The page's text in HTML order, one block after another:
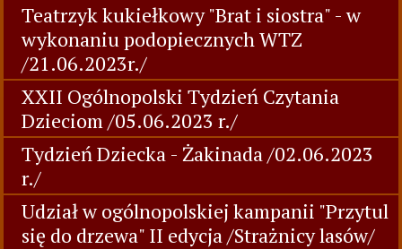
Teatrzyk kukiełkowy "Brat i siostra" - w
wykonaniu podopiecznych WTZ
/21.06.2023r./
XXII Ogólnopolski Tydzień Czytania
Dzieciom /05.06.2023 r./
Tydzień Dziecka - Żakinada /02.06.2023
r./
Udział w ogólnopolskiej kampanii "Przytul
się do drzewa" II edycja /Strażnicy lasów/